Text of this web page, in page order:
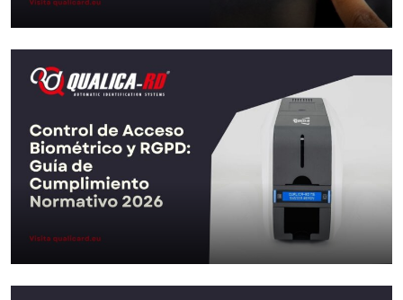
Reconnaissance Faciale vs Paume :
Aller au Post